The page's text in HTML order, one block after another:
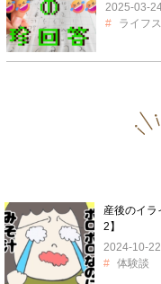
2025-03-
ライフ
産後のイ
2】
2024-10-22
体験談